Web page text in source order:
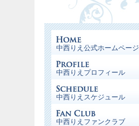
中西りえ公式ホームページ
中西りえプロフィール
中西りえスケジュール
中西りえファンクラブ